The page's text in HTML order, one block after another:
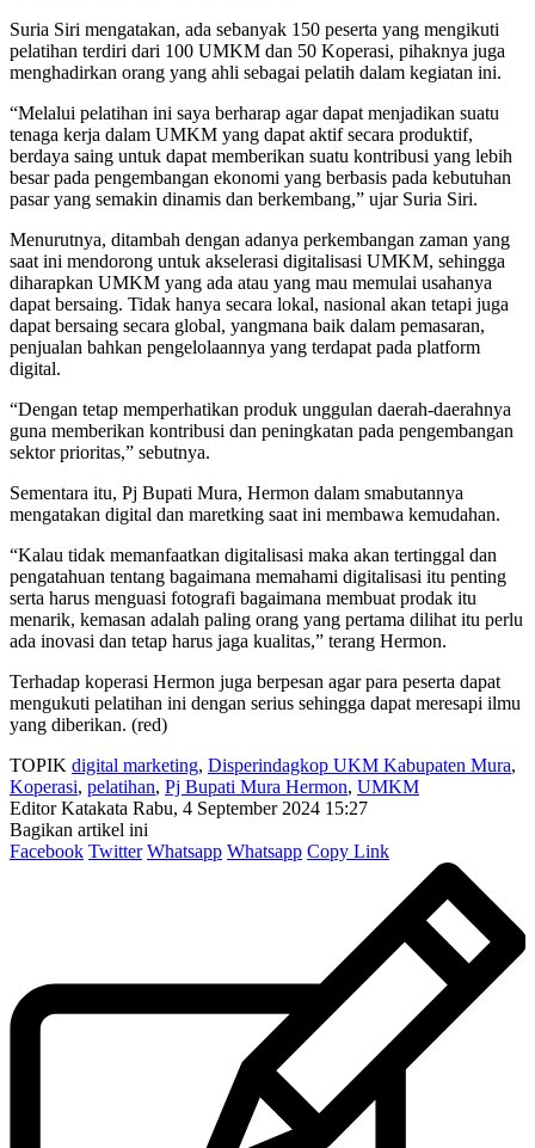
Suria Siri mengatakan, ada sebanyak 150 peserta yang mengikuti
pelatihan terdiri dari 100 UMKM dan 50 Koperasi, pihaknya juga
menghadirkan orang yang ahli sebagai pelatih dalam kegiatan ini.
“Melalui pelatihan ini saya berharap agar dapat menjadikan suatu
tenaga kerja dalam UMKM yang dapat aktif secara produktif,
berdaya saing untuk dapat memberikan suatu kontribusi yang lebih
besar pada pengembangan ekonomi yang berbasis pada kebutuhan
pasar yang semakin dinamis dan berkembang,” ujar Suria Siri.
Menurutnya, ditambah dengan adanya perkembangan zaman yang
saat ini mendorong untuk akselerasi digitalisasi UMKM, sehingga
diharapkan UMKM yang ada atau yang mau memulai usahanya
dapat bersaing. Tidak hanya secara lokal, nasional akan tetapi juga
dapat bersaing secara global, yangmana baik dalam pemasaran,
penjualan bahkan pengelolaannya yang terdapat pada platform
digital.
“Dengan tetap memperhatikan produk unggulan daerah-daerahnya
guna memberikan kontribusi dan peningkatan pada pengembangan
sektor prioritas,” sebutnya.
Sementara itu, Pj Bupati Mura, Hermon dalam smabutannya
mengatakan digital dan maretking saat ini membawa kemudahan.
“Kalau tidak memanfaatkan digitalisasi maka akan tertinggal dan
pengatahuan tentang bagaimana memahami digitalisasi itu penting
serta harus menguasi fotografi bagaimana membuat prodak itu
menarik, kemasan adalah paling orang yang pertama dilihat itu perlu
ada inovasi dan tetap harus jaga kualitas,” terang Hermon.
Terhadap koperasi Hermon juga berpesan agar para peserta dapat
mengukuti pelatihan ini dengan serius sehingga dapat meresapi ilmu
yang diberikan. (red)
TOPIK digital marketing, Disperindagkop UKM Kabupaten Mura,
Koperasi, pelatihan, Pj Bupati Mura Hermon, UMKM
Editor Katakata Rabu, 4 September 2024 15:27
Bagikan artikel ini
Facebook Twitter Whatsapp Whatsapp Copy Link